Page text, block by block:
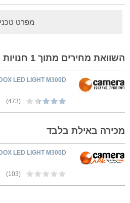
מפרט טכני
השוואת מחירים מתוך 1 חנויות
LED LIGHT M300D
(473)
מכירה באילת בלבד
LED LIGHT M300D
(103)